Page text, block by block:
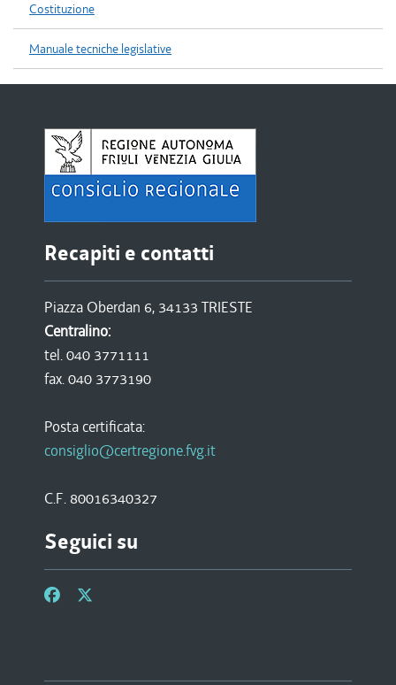
Costituzione
Manuale tecniche legislative
Recapiti e contatti
Piazza Oberdan 6, 34133 TRIESTE
Centralino:
tel. 040 3771111
fax. 040 3773190
Posta certificata:
consiglio@certregione.fvg.it
C.F. 80016340327
Seguici su